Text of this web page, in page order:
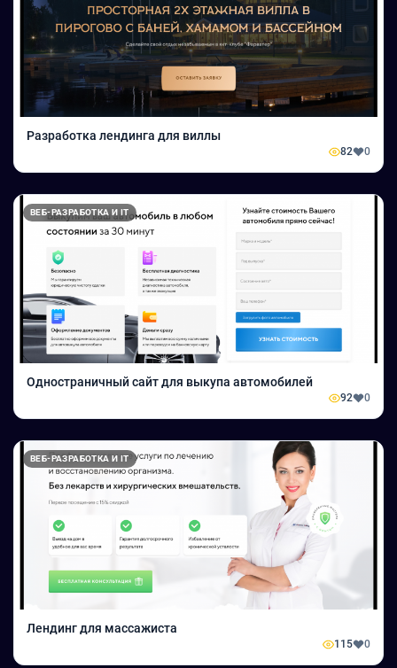
Разработка лендинга для виллы
82 0
ВЕБ-РАЗРАБОТКА И IT
Одностраничный сайт для выкупа автомобилей
92 0
ВЕБ-РАЗРАБОТКА И IT
Лендинг для массажиста
115 0